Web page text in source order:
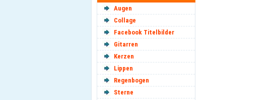
Augen
Collage
Facebook Titelbilder
Gitarren
Kerzen
Lippen
Regenbogen
Sterne